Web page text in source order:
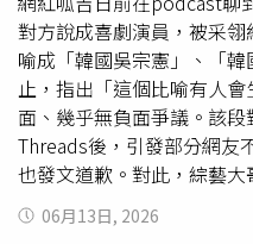
仍待司法釐清。時隔15個
步說明近況，不過一幅畫
silence」一句文字，仍引
她沉寂一年多後，再度透過
作專屬Instagram。（圖／
對方說成喜劇演員，被采
喻成「韓國吳宗憲」、「
止，指出「這個比喻有人
面、幾乎無負面爭議。該
Threads後，引發部分網友
也發文道歉。對此，綜藝
呱吉將自己和黃子佼放在
比，我最討厭那個人（黃
06月13日, 2026